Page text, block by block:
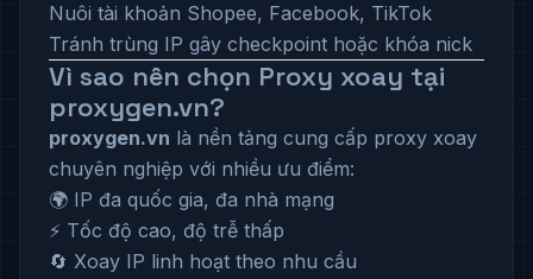
Nuôi tài khoản Shopee, Facebook, TikTok
Tránh trùng IP gây checkpoint hoặc khóa nick
Vì sao nên chọn Proxy xoay tại
proxygen.vn?
proxygen.vn là nền tảng cung cấp proxy xoay
chuyên nghiệp với nhiều ưu điểm:
🌍 IP đa quốc gia, đa nhà mạng
⚡ Tốc độ cao, độ trễ thấp
🔄 Xoay IP linh hoạt theo nhu cầu